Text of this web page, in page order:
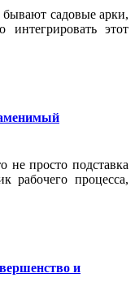
садовые арки,
этот
не просто подставка
рабочего процесса,
и